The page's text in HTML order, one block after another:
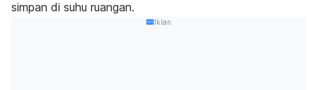
simpan di suhu ruangan.
Iklan